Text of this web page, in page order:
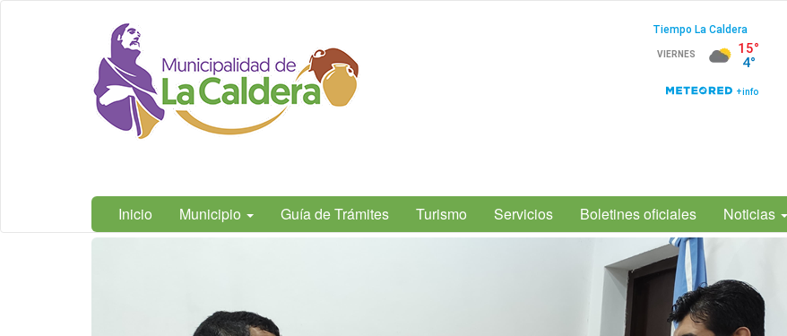
Municipalidad
de La
Caldera,
Salta
Inicio Municipio Guía de Trámites Turismo Servicios Boletines oficiales Noticias